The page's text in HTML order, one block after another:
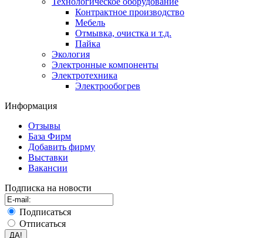
Контрактное производство
Мебель
Отмывка, очистка и т.д.
Пайка
Экология
Электронные компоненты
Электротехника
Электрообогрев
Информация
Отзывы
База Фирм
Добавить фирму
Выставки
Вакансии
Подписка на новости
Подписаться
Отписаться